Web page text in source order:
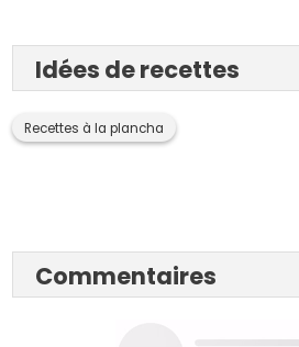
Idées de recettes
Recettes à la plancha
Commentaires